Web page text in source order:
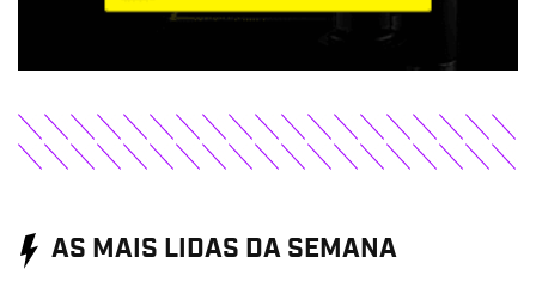
AS MAIS LIDAS DA SEMANA